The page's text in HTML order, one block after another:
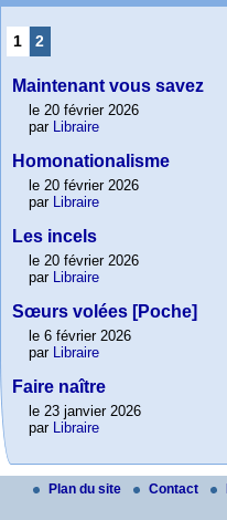
1 2
Maintenant vous savez
le 20 février 2026
par Libraire
Homonationalisme
le 20 février 2026
par Libraire
Les incels
le 20 février 2026
par Libraire
Sœurs volées [Poche]
le 6 février 2026
par Libraire
Faire naître
le 23 janvier 2026
par Libraire
Plan du site Contact